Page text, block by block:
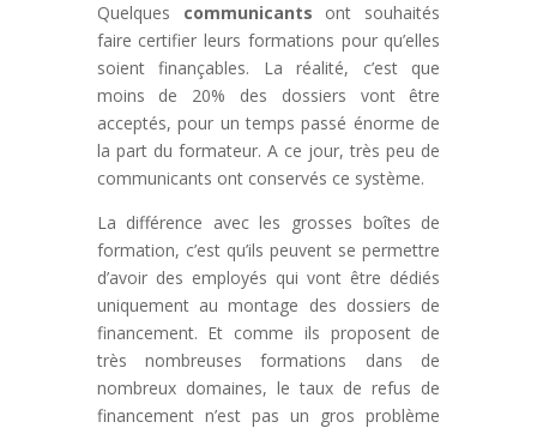
Quelques communicants ont souhaités
faire certifier leurs formations pour qu’elles
soient finançables. La réalité, c’est que
moins de 20% des dossiers vont être
acceptés, pour un temps passé énorme de
la part du formateur. A ce jour, très peu de
communicants ont conservés ce système.
La différence avec les grosses boîtes de
formation, c’est qu’ils peuvent se permettre
d’avoir des employés qui vont être dédiés
uniquement au montage des dossiers de
financement. Et comme ils proposent de
très nombreuses formations dans de
nombreux domaines, le taux de refus de
financement n’est pas un gros problème